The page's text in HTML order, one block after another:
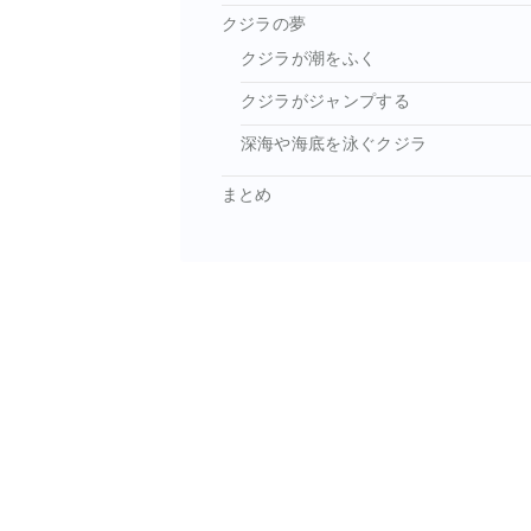
クジラの夢
クジラが潮をふく
クジラがジャンプする
深海や海底を泳ぐクジラ
まとめ